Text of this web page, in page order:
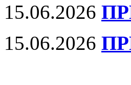
15.06.2026
15.06.2026